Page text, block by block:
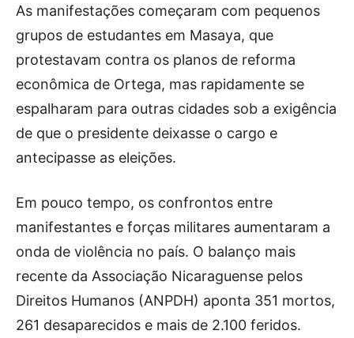
As manifestações começaram com pequenos
grupos de estudantes em Masaya, que
protestavam contra os planos de reforma
econômica de Ortega, mas rapidamente se
espalharam para outras cidades sob a exigência
de que o presidente deixasse o cargo e
antecipasse as eleições.
Em pouco tempo, os confrontos entre
manifestantes e forças militares aumentaram a
onda de violência no país. O balanço mais
recente da Associação Nicaraguense pelos
Direitos Humanos (ANPDH) aponta 351 mortos,
261 desaparecidos e mais de 2.100 feridos.